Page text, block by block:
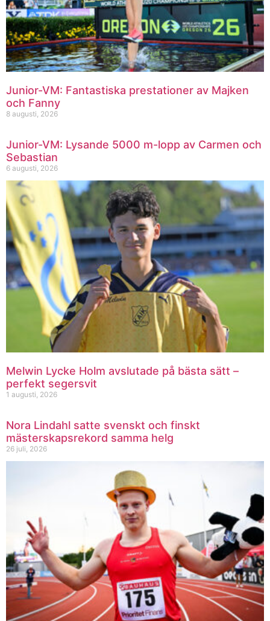
Junior-VM: Fantastiska prestationer av Majken
och Fanny
8 augusti, 2026
Junior-VM: Lysande 5000 m-lopp av Carmen och
Sebastian
6 augusti, 2026
Melwin Lycke Holm avslutade på bästa sätt –
perfekt segersvit
1 augusti, 2026
Nora Lindahl satte svenskt och finskt
mästerskapsrekord samma helg
26 juli, 2026